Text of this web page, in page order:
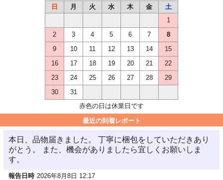
日
月 火 水 木 金
土
1
2
3 4 5 6 7
8
9
10 11 12 13 14
15
16
17 18 19 20 21
22
23
24 25 26 27 28
29
30
31
赤色の日は休業日です
最近の到着レポート
本日、品物届きました。 丁寧に梱包をしていただきあり
がとう。 また、機会がありましたら宜しくお願いしま
す。
報告日時 2026年8月8日 12:17